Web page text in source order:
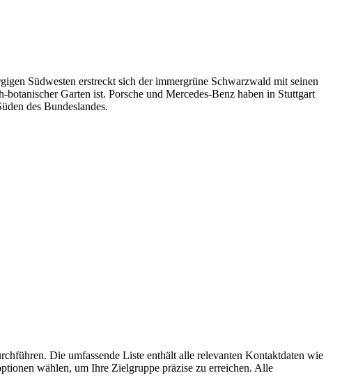
Südwesten erstreckt sich der immergrüne Schwarzwald mit seinen
Garten ist. Porsche und Mercedes-Benz haben in Stuttgart
des Bundeslandes.
Die umfassende Liste enthält alle relevanten Kontaktdaten wie
wählen, um Ihre Zielgruppe präzise zu erreichen. Alle